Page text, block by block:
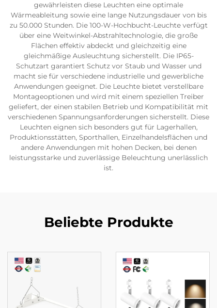
gewährleisten diese Leuchten eine optimale
Wärmeableitung sowie eine lange Nutzungsdauer von bis
zu 50.000 Stunden. Die 100-W-Hochbucht-Leuchte verfügt
über eine Weitwinkel-Abstrahltechnologie, die große
Flächen effektiv abdeckt und gleichzeitig eine
gleichmäßige Ausleuchtung sicherstellt. Die IP65-
Schutzart garantiert Schutz vor Staub und Wasser und
macht sie für verschiedene industrielle und gewerbliche
Anwendungen geeignet. Die Leuchte bietet verstellbare
Montageoptionen und wird mit einem speziellen Treiber
geliefert, der einen stabilen Betrieb und Kompatibilität mit
verschiedenen Spannungsanforderungen sicherstellt. Diese
Leuchten eignen sich besonders gut für Lagerhallen,
Produktionsstätten, Sporthallen, Einzelhandelsflächen und
andere Anwendungen mit hohen Decken, bei denen
leistungsstarke und zuverlässige Beleuchtung unerlässlich
ist.
Beliebte Produkte